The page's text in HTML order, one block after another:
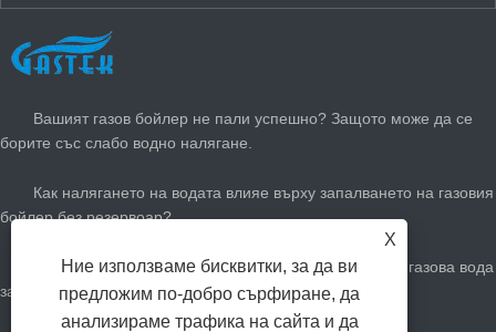
ПОСЛЕДНИ НОВИНИ
Вашият газов бойлер не пали успешно? Защото може да се
борите със слабо водно налягане.
Как налягането на водата влияе върху запалването на газовия
бойлер без резервоар?
Как да регулирате вашия незабавен нагревател за газова вода
за лятото: намалете сметките за газ и останете хладни
X
Ние използваме бисквитки, за да ви
предложим по-добро сърфиране, да
анализираме трафика на сайта и да